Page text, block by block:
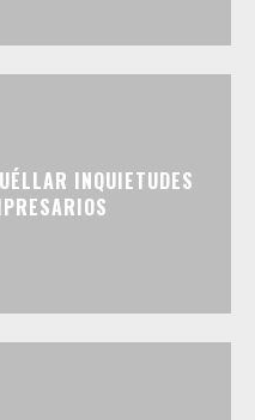
INQUIETUDES